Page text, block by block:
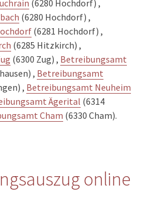
(6280 Hochdorf) ,
(6280 Hochdorf) ,
(6281 Hochdorf) ,
(6285 Hitzkirch) ,
(6300 Zug) , Betreibungsamt
, Betreibungsamt
, Betreibungsamt Neuheim
Ägerital (6314
Cham (6330 Cham).
online